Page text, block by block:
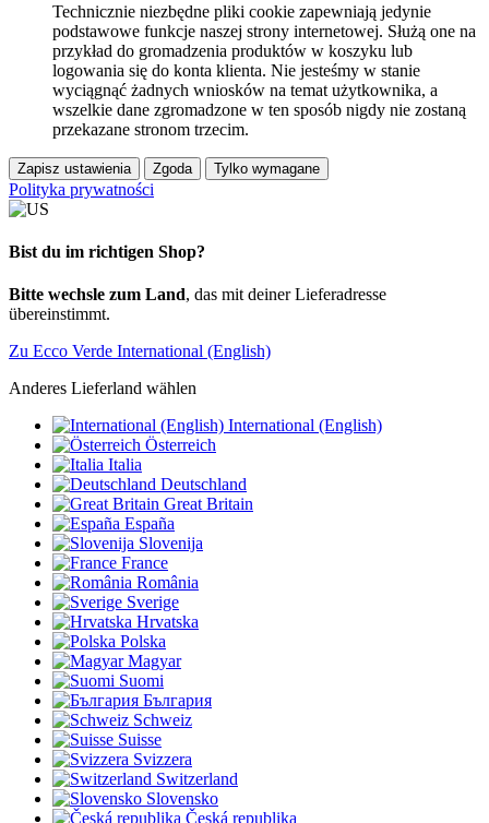
Technicznie niezbędne pliki cookie zapewniają jedynie
podstawowe funkcje naszej strony internetowej. Służą one na
przykład do gromadzenia produktów w koszyku lub
logowania się do konta klienta. Nie jesteśmy w stanie
wyciągnąć żadnych wniosków na temat użytkownika, a
wszelkie dane zgromadzone w ten sposób nigdy nie zostaną
przekazane stronom trzecim.
Zapisz ustawienia Zgoda Tylko wymagane
Polityka prywatności
Bist du im richtigen Shop?
Bitte wechsle zum Land, das mit deiner Lieferadresse
übereinstimmt.
Zu Ecco Verde International (English)
Anderes Lieferland wählen
International (English)
Österreich
Italia
Deutschland
Great Britain
España
Slovenija
France
România
Sverige
Hrvatska
Polska
Magyar
Suomi
България
Schweiz
Suisse
Svizzera
Switzerland
Slovensko
Česká republika